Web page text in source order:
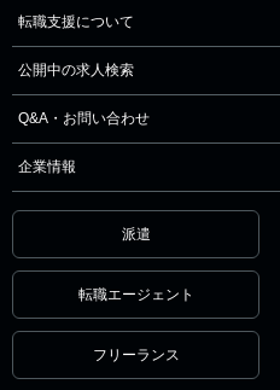
転職支援について
公開中の求人検索
Q&A・お問い合わせ
企業情報
派遣
転職エージェント
フリーランス